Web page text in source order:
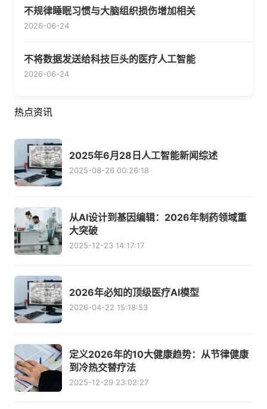
不规律睡眠习惯与大脑组织损伤增加相关
2026-06-24
不将数据发送给科技巨头的医疗人工智能
2026-06-24
热点资讯
2025年6月28日人工智能新闻综述
2025-08-26 00:26:18
从AI设计到基因编辑：2026年制药领域重
大突破
2025-12-23 14:17:17
2026年必知的顶级医疗AI模型
2026-04-22 15:18:53
定义2026年的10大健康趋势：从节律健康
到冷热交替疗法
2025-12-29 23:02:27